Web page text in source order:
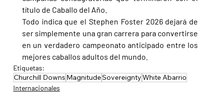
título de Caballo del Año.
Todo indica que el Stephen Foster 2026 dejará de
ser simplemente una gran carrera para convertirse
en un verdadero campeonato anticipado entre los
mejores caballos adultos del mundo.
Etiquetas:
Churchill Downs MagnitudeSovereigntyWhite Abarrio
Internacionales